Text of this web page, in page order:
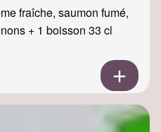
fraîche, saumon fumé,
+ 1 boisson 33 cl